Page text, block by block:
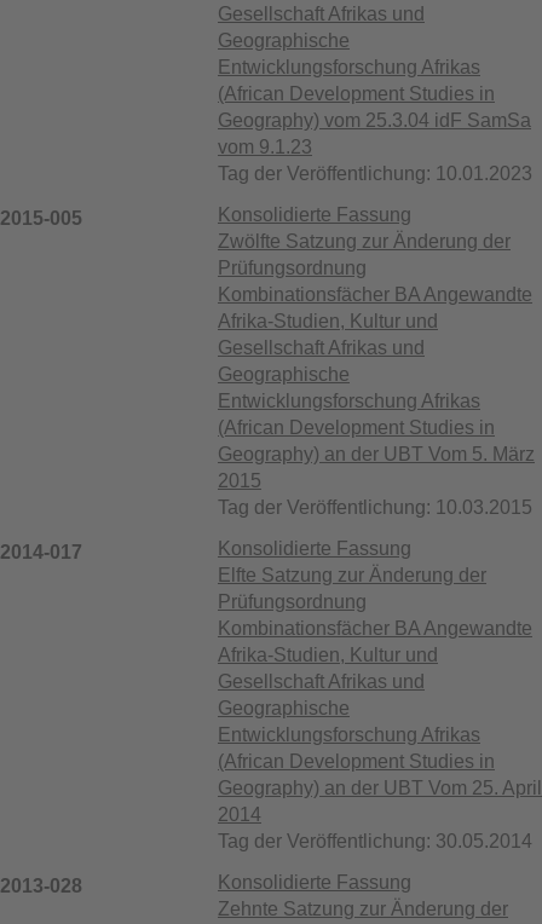
Gesellschaft Afrikas und
Geographische
Entwicklungsforschung Afrikas
(African Development Studies in
Geography) vom 25.3.04 idF SamSa
vom 9.1.23
Tag der Veröffentlichung: 10.01.2023
2015-005
Konsolidierte Fassung
Zwölfte Satzung zur Änderung der
Prüfungsordnung
Kombinationsfächer BA Angewandte
Afrika-Studien, Kultur und
Gesellschaft Afrikas und
Geographische
Entwicklungsforschung Afrikas
(African Development Studies in
Geography) an der UBT Vom 5. März
2015
Tag der Veröffentlichung: 10.03.2015
2014-017
Konsolidierte Fassung
Elfte Satzung zur Änderung der
Prüfungsordnung
Kombinationsfächer BA Angewandte
Afrika-Studien, Kultur und
Gesellschaft Afrikas und
Geographische
Entwicklungsforschung Afrikas
(African Development Studies in
Geography) an der UBT Vom 25. April
2014
Tag der Veröffentlichung: 30.05.2014
2013-028
Konsolidierte Fassung
Zehnte Satzung zur Änderung der